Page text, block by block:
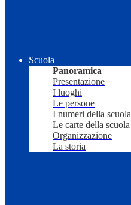
Scuola
Panoramica
Presentazione
I luoghi
Le persone
I numeri della scuola
Le carte della scuola
Organizzazione
La storia